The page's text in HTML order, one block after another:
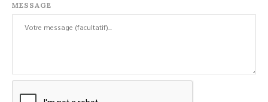
MESSAGE